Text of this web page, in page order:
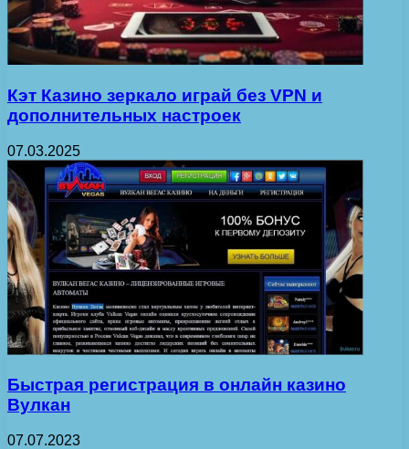
Кэт Казино зеркало играй без VPN и
дополнительных настроек
07.03.2025
Быстрая регистрация в онлайн казино
Вулкан
07.07.2023